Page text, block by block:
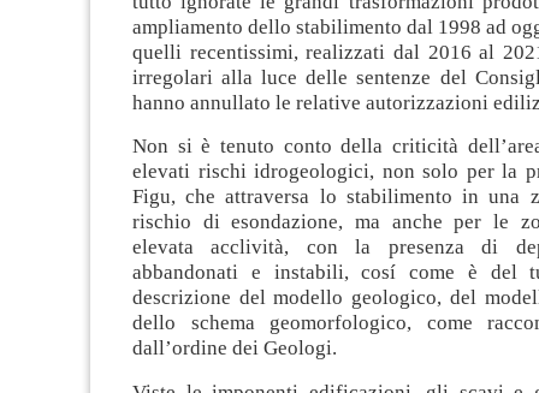
ampliamento dello stabilimento dal 1998 ad
quelli recentissimi, realizzati dal 2016 al
irregolari alla luce delle sentenze del
hanno annullato le relative autorizzazioni
Non si è tenuto conto della criticità
elevati rischi idrogeologici, non solo per la
Figu, che attraversa lo stabilimento in una
rischio di esondazione, ma anche per le
elevata acclività, con la presenza di
abbandonati e instabili, cosí come è del
descrizione del modello geologico, del
dello schema geomorfologico, come
dall’ordine dei Geologi.